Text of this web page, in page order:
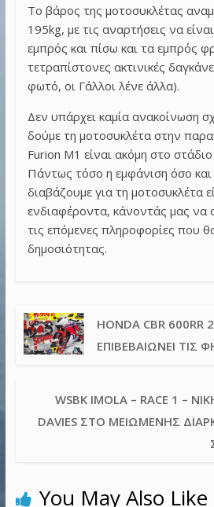
Το βάρος της μοτοσυκλέτας
195kg, με τις αναρτήσεις να
εμπρός και πίσω και τα εμπρός
τετραπίστονες ακτινικές
φωτό, οι Γάλλοι λένε άλλα).
Δεν υπάρχει καμία ανακοίνωση
δούμε τη μοτοσυκλέτα στην
Furion M1 είναι ακόμη στο
Πάντως τόσο η εμφάνιση όσο και
διαβάζουμε για τη μοτοσυκλέτα
ενδιαφέροντα, κάνοντάς μας να
τις επόμενες πληροφορίες που
δημοσιότητας.
HONDA CBR
ΕΠΙΒΕΒΑΙΏΝΕΙ ΤΙΣ
WSBK IMOLA – RACE 1 –
DAVIES ΣΤΟ ΜΕΙΩΜΈΝΗΣ
You May Also Like